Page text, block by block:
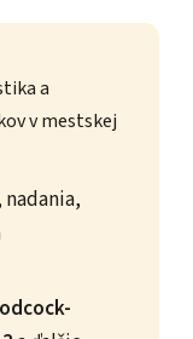
a
v mestskej